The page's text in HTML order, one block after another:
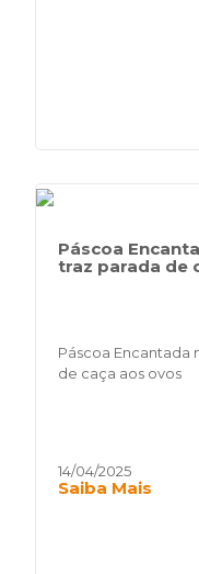
Páscoa
traz parada de
Páscoa Encantada
de caça aos ovos
14/04/2025
Saiba Mais